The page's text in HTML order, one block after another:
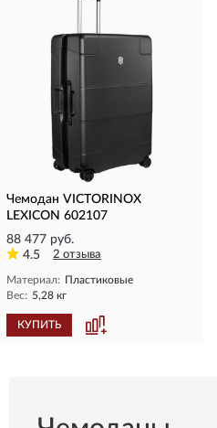
Чемодан VICTORINOX
LEXICON 602107
88 477 руб.
4.5
2 отзыва
Материал: Пластиковые
Вес: 5,28 кг
КУПИТЬ